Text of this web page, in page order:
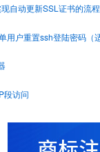
自动更新SSL证书的流程
用户重置ssh登陆密码（
段访问